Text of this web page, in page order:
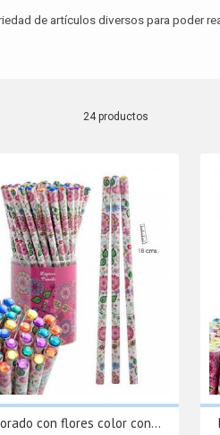
de artículos diversos para poder
24 productos
con flores color con...